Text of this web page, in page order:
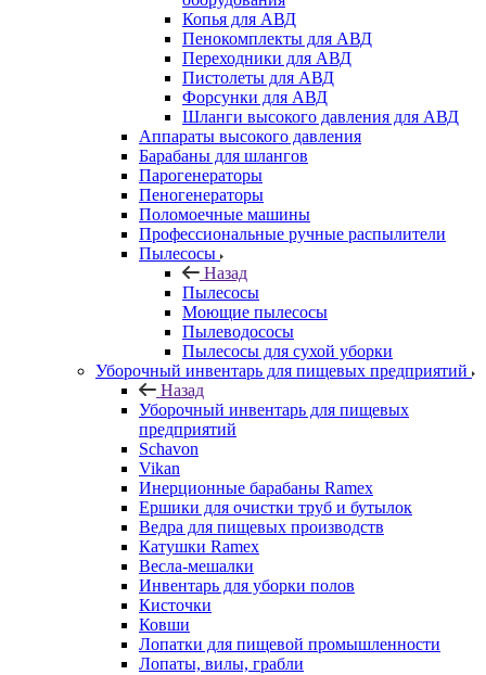
Копья для АВД
Пенокомплекты для АВД
Переходники для АВД
Пистолеты для АВД
Форсунки для АВД
Шланги высокого давления для АВД
Аппараты высокого давления
Барабаны для шлангов
Парогенераторы
Пеногенераторы
Поломоечные машины
Профессиональные ручные распылители
Пылесосы
Назад
Пылесосы
Моющие пылесосы
Пылеводососы
Пылесосы для сухой уборки
Уборочный инвентарь для пищевых предприятий
Назад
Уборочный инвентарь для пищевых
предприятий
Schavon
Vikan
Инерционные барабаны Ramex
Ершики для очистки труб и бутылок
Ведра для пищевых производств
Катушки Ramex
Весла-мешалки
Инвентарь для уборки полов
Кисточки
Ковши
Лопатки для пищевой промышленности
Лопаты, вилы, грабли